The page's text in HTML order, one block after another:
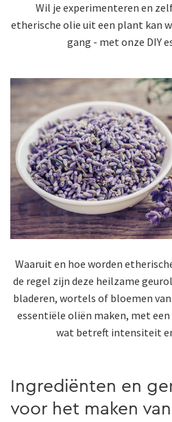
Wil je experimenteren en
etherische olie uit een plant kan
gang - met onze DIY
Waaruit en hoe worden
de regel zijn deze heilzame
bladeren, wortels of bloemen
essentiële oliën maken, met
wat betreft intensiteit
Ingrediënten en
voor het maken